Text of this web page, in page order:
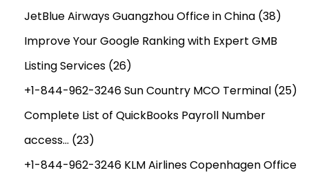
JetBlue Airways Guangzhou Office in China (38)
Improve Your Google Ranking with Expert GMB
Listing Services (26)
+1-844-962-3246 Sun Country MCO Terminal (25)
Complete List of QuickBooks Payroll Number
access… (23)
+1-844-962-3246 KLM Airlines Copenhagen Office